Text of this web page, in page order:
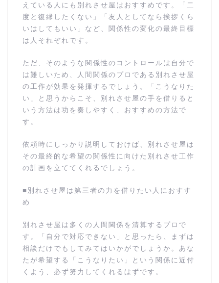
えている人にも別れさせ屋はおすすめです。「二
度と復縁したくない」「友人としてなら挨拶くら
いはしてもいい」など、関係性の変化の最終目標
は人それぞれです。
ただ、そのような関係性のコントロールは自分で
は難しいため、人間関係のプロである別れさせ屋
の工作が効果を発揮するでしょう。「こうなりた
い」と思うからこそ、別れさせ屋の手を借りると
いう方法は功を奏しやすく、おすすめの方法で
す。
依頼時にしっかり説明しておけば、別れさせ屋は
その最終的な希望の関係性に向けた別れさせ工作
の計画を立ててくれるでしょう。
■別れさせ屋は第三者の力を借りたい人におすす
め
別れさせ屋は多くの人間関係を清算するプロで
す。「自分で対応できない」と思ったら、まずは
相談だけでもしてみてはいかがでしょうか。あな
たが希望する「こうなりたい」という関係に近付
くよう、必ず努力してくれるはずです。